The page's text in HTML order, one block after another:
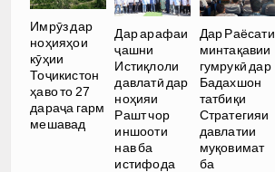
Имрӯз дар
ноҳияҳои
кӯҳии
Тоҷикистон
ҳаво то 27
дараҷа гарм
мешавад
Дар арафаи
ҷашни
Истиқлоли
давлатӣ дар
ноҳияи
Рашт чор
иншооти
нав ба
истифода
Дар Раёсати
минтақавии
гумрукӣ дар
Бадахшон
татбиқи
Стратегияи
давлатии
муқовимат
ба